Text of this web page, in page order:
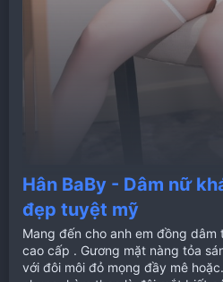
Hân BaBy - Dâm nữ
đẹp tuyệt mỹ
Mang đến cho anh em đồng dâm
cao cấp . Gương mặt nàng tỏa
với đôi môi đỏ mọng đầy mê